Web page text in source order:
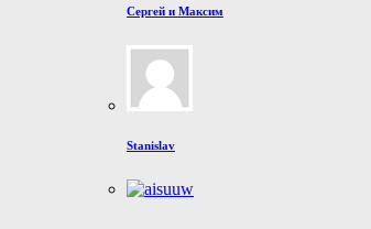
Сергей и Максим
Stanislav